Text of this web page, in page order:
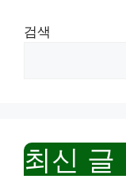
검색
최신 글